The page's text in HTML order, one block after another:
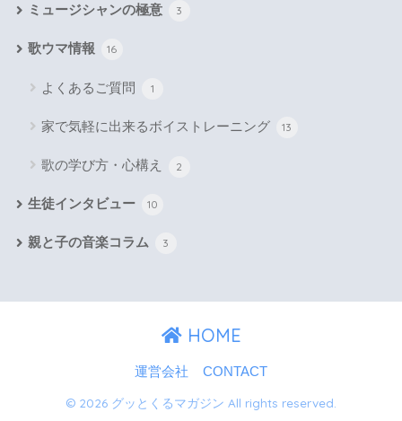
ミュージシャンの極意 3
歌ウマ情報 16
よくあるご質問 1
家で気軽に出来るボイストレーニング 13
歌の学び方・心構え 2
生徒インタビュー 10
親と子の音楽コラム 3
HOME
運営会社 CONTACT
© 2026 グッとくるマガジン All rights reserved.